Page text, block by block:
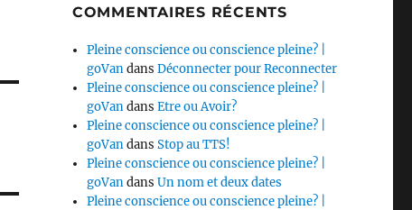
COMMENTAIRES RÉCENTS
Pleine conscience ou conscience pleine? |
goVandansDéconnecter pour Reconnecter
Pleine conscience ou conscience pleine? |
goVandansEtre ou Avoir?
Pleine conscience ou conscience pleine? |
goVandansStop au TTS!
Pleine conscience ou conscience pleine? |
goVandansUn nom et deux dates
Pleine conscience ou conscience pleine? |